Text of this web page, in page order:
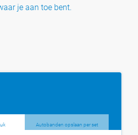
je aan toe bent.
Autobanden opslaan per set